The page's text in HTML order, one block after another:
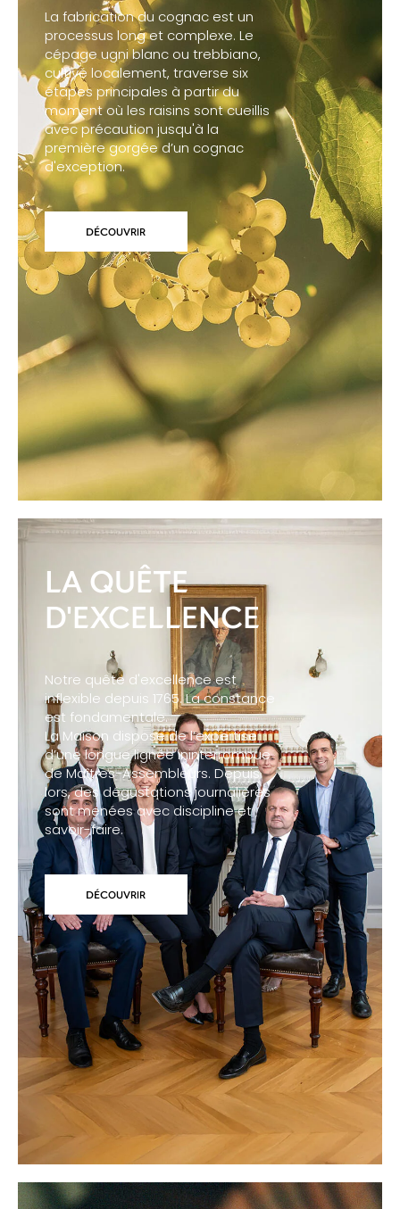
La fabrication du cognac est un
processus long et complexe. Le
cépage ugni blanc ou trebbiano,
cultivé localement, traverse six
étapes principales à partir du
moment où les raisins sont cueillis
avec précaution jusqu'à la
première gorgée d’un cognac
d'exception.
DÉCOUVRIR
LA QUÊTE
D'EXCELLENCE
Notre quête d'excellence est
inflexible depuis 1765. La constance
est fondamentale.
La Maison dispose de l’expertise
d’une longue lignée ininterrompue
de Maîtres-Assembleurs. Depuis
lors, des dégustations journalières
sont menées avec discipline et
savoir-faire.
DÉCOUVRIR